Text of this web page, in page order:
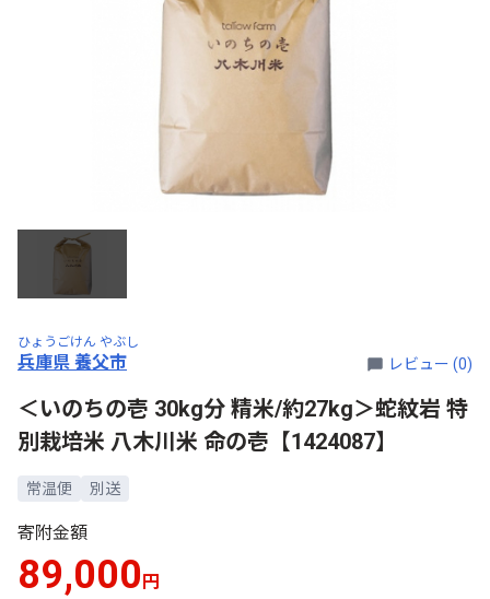
ひょうごけん やぶし
兵庫県 養父市 レビュー (0)
＜いのちの壱 30kg分 精米/約27kg＞蛇紋岩 特
別栽培米 八木川米 命の壱【1424087】
常温便 別送
寄附金額
89,000 円